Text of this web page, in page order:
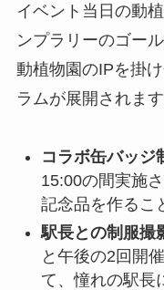
イベント当日の動
ンプラリーのゴー
動植物園のIPを掛
ラムが展開されます
コラボ缶バッジ
15:00の間実施
記念品を作るこ
駅長との制服撮
と午後の2回開
て、憧れの駅長